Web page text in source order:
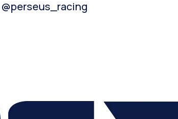
@perseus_racing